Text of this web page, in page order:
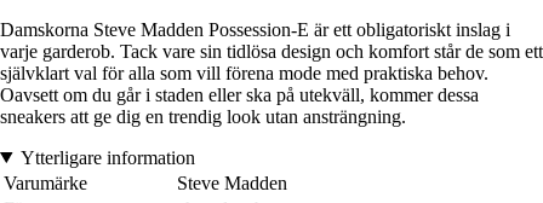
Damskorna Steve Madden Possession-E är ett obligatoriskt inslag i
varje garderob. Tack vare sin tidlösa design och komfort står de som ett
självklart val för alla som vill förena mode med praktiska behov.
Oavsett om du går i staden eller ska på utekväll, kommer dessa
sneakers att ge dig en trendig look utan ansträngning.
Ytterligare information
Varumärke
Steve Madden